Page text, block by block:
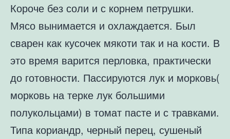
Короче без соли и с корнем петрушки.
Мясо вынимается и охлаждается. Был
сварен как кусочек мякоти так и на кости. В
это время варится перловка, практически
до готовности. Пассируются лук и морковь(
морковь на терке лук большими
полукольцами) в томат пасте и с травками.
Типа кориандр, черный перец, сушеный